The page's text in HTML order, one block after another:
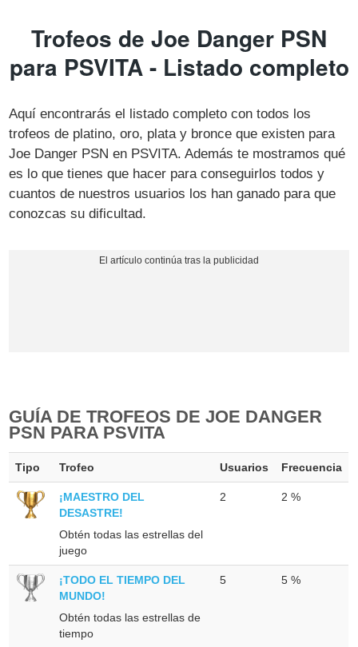
Trofeos de Joe Danger PSN
para PSVITA - Listado completo
Aquí encontrarás el listado completo con todos los
trofeos de platino, oro, plata y bronce que existen para
Joe Danger PSN en PSVITA. Además te mostramos qué
es lo que tienes que hacer para conseguirlos todos y
cuantos de nuestros usuarios los han ganado para que
conozcas su dificultad.
GUÍA DE TROFEOS DE JOE DANGER
PSN PARA PSVITA
Tipo Trofeo Usuarios Frecuencia
¡MAESTRO DEL
DESASTRE!
Obtén todas las estrellas del
juego
2 2 %
¡TODO EL TIEMPO DEL
MUNDO!
Obtén todas las estrellas de
tiempo
5 5 %